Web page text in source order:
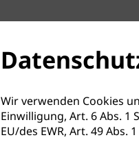
Wir verwenden Cookies
Einwilligung, Art. 6 Abs. 1
EU/des EWR, Art. 49 Abs.